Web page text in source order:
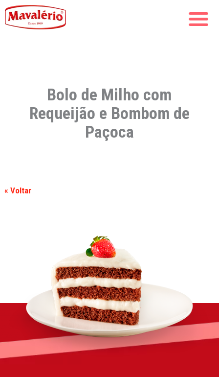
Bolo de Milho com
Requeijão e Bombom de
Paçoca
« Voltar